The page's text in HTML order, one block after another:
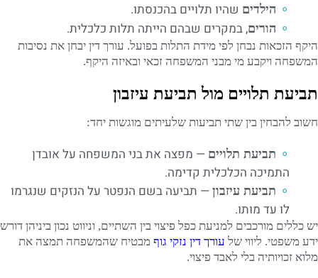
הילדים שהיו תלויים בהכנסתו.
הורים, במקרים שבהם הייתה תלות כלכלית.
היקף הזכאות נבחן לפי מידת התלות בפועל. עורך דין יבחן את נסיבות
המשפחה ויקבע מי מבני המשפחה זכאי ובאיזה היקף.
תביעת תלויים מול תביעת עיזבון
חשוב להבחין בין שתי תביעות שלעיתים מוגשות יחד:
תביעת תלויים — מפצה את בני המשפחה על אובדן
התמיכה הכלכלית קדימה.
תביעת עיזבון — תביעה בשם הנפטר על הנזקים שנגרמו
לו עד מותו.
יש כללים מורכבים למניעת כפל פיצוי בין השתיים, וניווט נכון ביניהן דורש
ידע משפטי. ליווי של עורך דין נזקי גוף מבטיח שהמשפחה תמצה את
מלוא זכויותיה בלי לאבד פיצוי.